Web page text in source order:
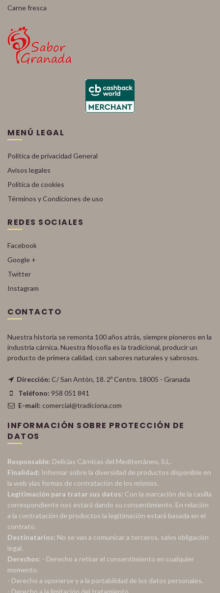
Carne fresca
MENÚ LEGAL
Política de privacidad General
Avisos legales
Política de cookies
Términos y Condiciones de uso
REDES SOCIALES
Facebook
Google +
Twitter
Instagram
CONTACTO
Nuestra historia se remonta 100 años atrás, siempre pioneros en la
industria cárnica. Nuestra filosofía es la tradicional, producir un
producto de primera calidad, con sabores naturales y sabrosos.
Dirección: C/ San Antón, 18. 2º Centro. 18005 - Granada
Teléfono: 958 051 841
E-mail: comercial@tradiciona.com
INFORMACIÓN SOBRE PROTECCIÓN DE
DATOS
Responsable: Delicias Cárnicas del Mediterráneo, S.L.
Finalidad: Informar sobre la diversidad de productos disponible en
la web ylas formas de contratación de los mismos.
Legitimación para tratar sus datos: Con la marcación de la casilla
correspondiente nos estará dando su consentimiento. En relación
a la contratación de productos la legitimación estará basada en el
contrato.
Destinatarios: No se van a comunicar a terceros, salvo obligación
legal.
Derechos: - Derecho a retirar el consentimiento en cualquier
momento.
- Derecho a oponerse y a la portabilidad de los datos personales.
- Derecho a la limitación del tratamiento.